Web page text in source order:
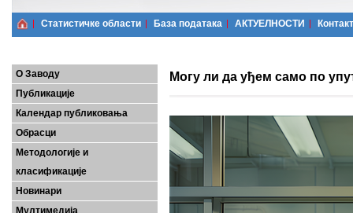
Статистичке области Базa података АКТУЕЛНОСТИ Контакт
О Заводу
Публикације
Календар публиковања
Обрасци
Методологије и
класификације
Новинари
Мултимедија
Могу ли да уђем само по